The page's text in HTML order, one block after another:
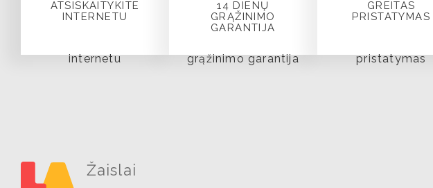
ATSISKAITYKITE
INTERNETU
14 DIENŲ
GRĄŽINIMO
GARANTIJA
GREITAS
PRISTATYMAS
Žaislai